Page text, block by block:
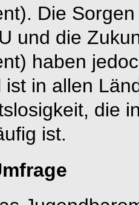
Die
und die
haben
ist in allen
die
ist.